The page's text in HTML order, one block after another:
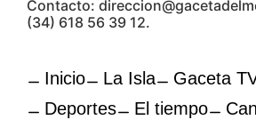
Contacto:
(34) 618 56 39 12.
Inicio La Isla Gaceta
Deportes
El tiempo